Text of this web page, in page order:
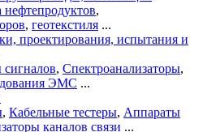
нефтепродуктов,
, геотекстиля ...
проектирования, испытания и
сигналов, Спектроанализаторы,
ЭМС ...
, Кабельные тестеры, Аппараты
каналов связи ...